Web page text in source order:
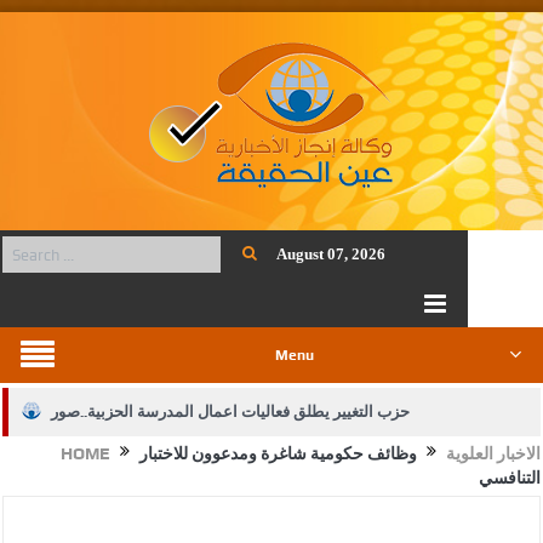
August 07, 2026
Menu
حزب التغيير يطلق فعاليات اعمال المدرسة الحزبية..صور
الجيش يفتح باب التجنيد لحملة البكالوريوس في الحقوق والقانون
HOME الاخبار العلوية
وظائف حكومية شاغرة ومدعوون للاختبار
التنافسي